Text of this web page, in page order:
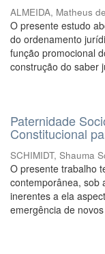
ALMEIDA, Matheus de
O presente estudo
do ordenamento
função promocional
construção do saber
Paternidade
Constitucional
SCHIMIDT, Shauma
O presente trabalho
contemporânea, sob
inerentes a ela
emergência de